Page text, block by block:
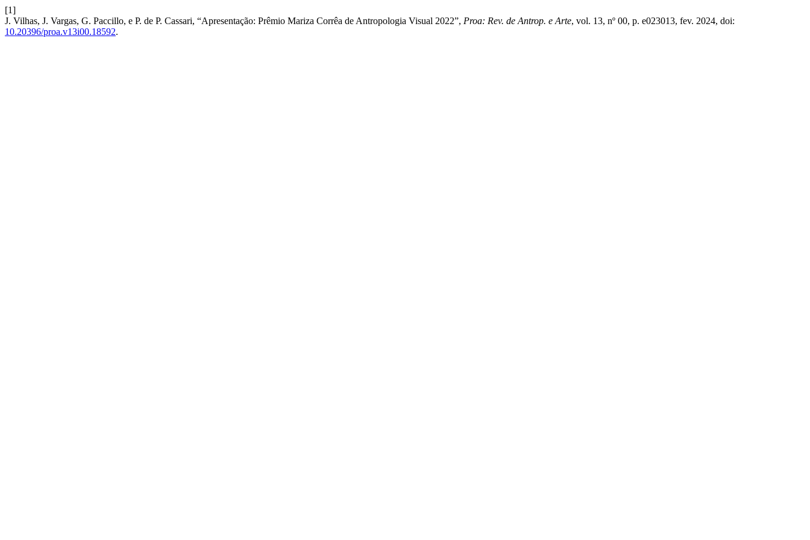
[1]
J. Vilhas, J. Vargas, G. Paccillo, e P. de P. Cassari, “Apresentação: Prêmio Mariza Corrêa de Antropologia Visual 2022”, Proa: Rev. de Antrop. e Arte, vol. 13, nº 00, p. e023013, fev. 2024, doi:
10.20396/proa.v13i00.18592.